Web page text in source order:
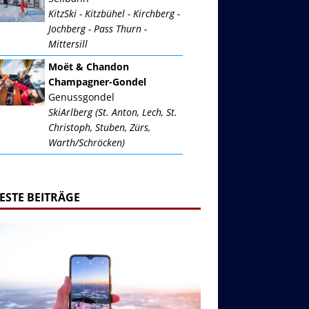
KitzSki - Kitzbühel - Kirchberg -
Jochberg - Pass Thurn -
Mittersill
Moët & Chandon
Champagner-Gondel
Genussgondel
SkiArlberg (St. Anton, Lech, St.
Christoph, Stuben, Zürs,
Warth/Schröcken)
BEITRÄGE